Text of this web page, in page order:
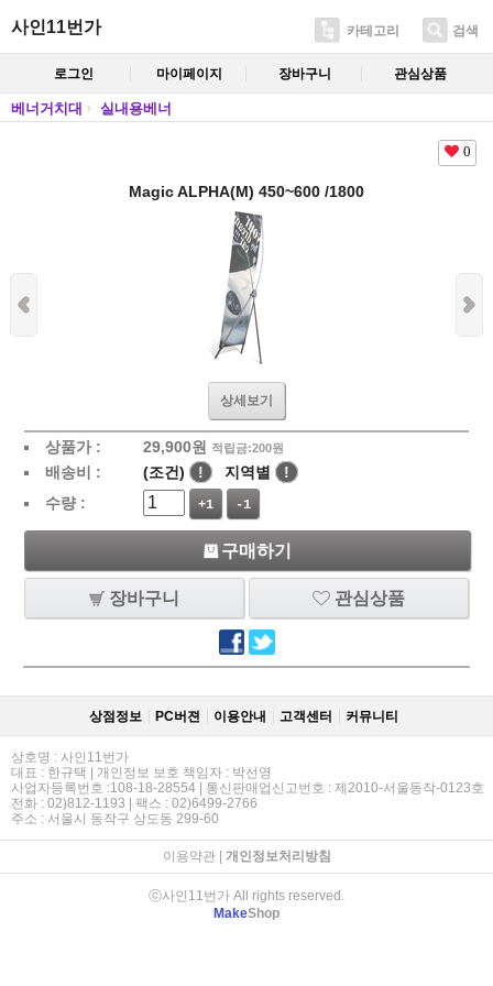
사인11번가 카테고리 검색
로그인 마이페이지 장바구니 관심상품
베너거치대 실내용베너
0
Magic ALPHA(M) 450~600 /1800
상세보기
상품가 : 29,900원 적립금:200원
배송비 : (조건) ! 지역별
!
수량 :
+1 -1
구매하기
장바구니 관심상품
상점정보 PC버젼 이용안내 고객센터 커뮤니티
상호명 : 사인11번가
대표 : 한규택 | 개인정보 보호 책임자 : 박선영
사업자등록번호 :108-18-28554 | 통신판매업신고번호 : 제2010-서울동작-0123호
전화 : 02)812-1193 | 팩스 : 02)6499-2766
주소 : 서울시 동작구 상도동 299-60
이용약관| 개인정보처리방침
ⓒ사인11번가 All rights reserved.
MakeShop